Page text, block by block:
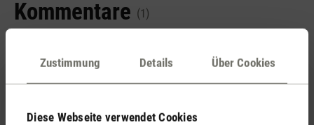
Zustimmung Details Über Cookies
Diese Webseite verwendet Cookies
Kommentare (1)